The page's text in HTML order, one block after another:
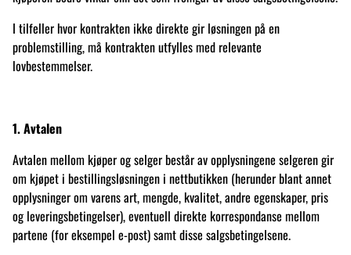
I tilfeller hvor kontrakten ikke direkte gir løsningen på en
problemstilling, må kontrakten utfylles med relevante
lovbestemmelser.
1. Avtalen
Avtalen mellom kjøper og selger består av opplysningene selgeren gir
om kjøpet i bestillingsløsningen i nettbutikken (herunder blant annet
opplysninger om varens art, mengde, kvalitet, andre egenskaper, pris
og leveringsbetingelser), eventuell direkte korrespondanse mellom
partene (for eksempel e-post) samt disse salgsbetingelsene.